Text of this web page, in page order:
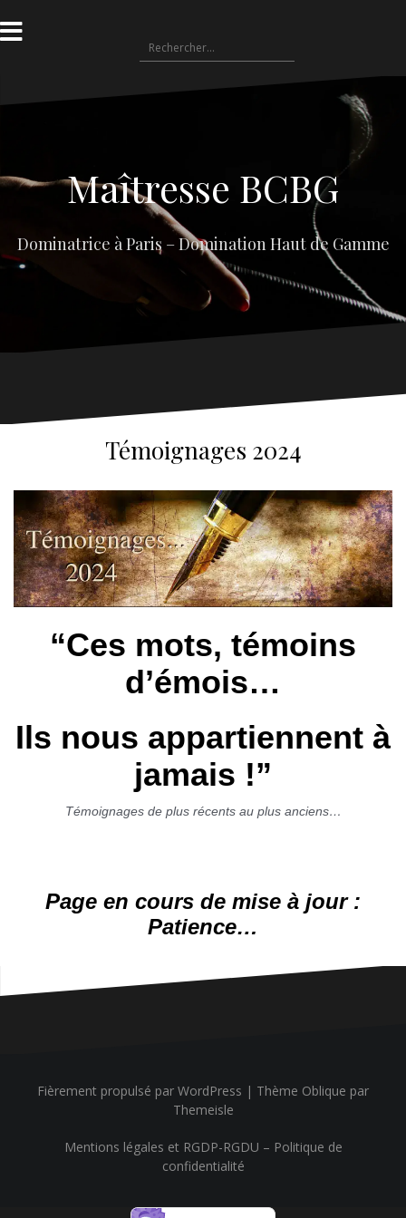
au
contenu
Rechercher :
Maîtresse BCBG
Dominatrice à Paris – Domination Haut de Gamme
Témoignages 2024
“Ces mots, témoins
d’émois…
Ils nous appartiennent à
jamais !”
Témoignages de plus récents au plus anciens…
Page en cours de mise à jour :
Patience…
Fièrement propulsé par WordPress | Thème Oblique par
Themeisle
Mentions légales et RGDP-RGDU – Politique de
confidentialité